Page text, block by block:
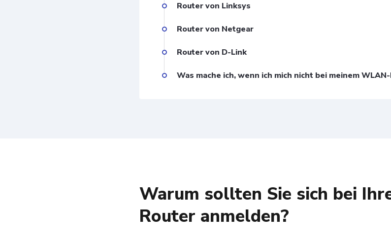
Router von Linksys
Router von Netgear
Router von D-Link
Was mache ich, wenn ich mich nicht bei meinem
Warum sollten Sie sich bei
Router anmelden?